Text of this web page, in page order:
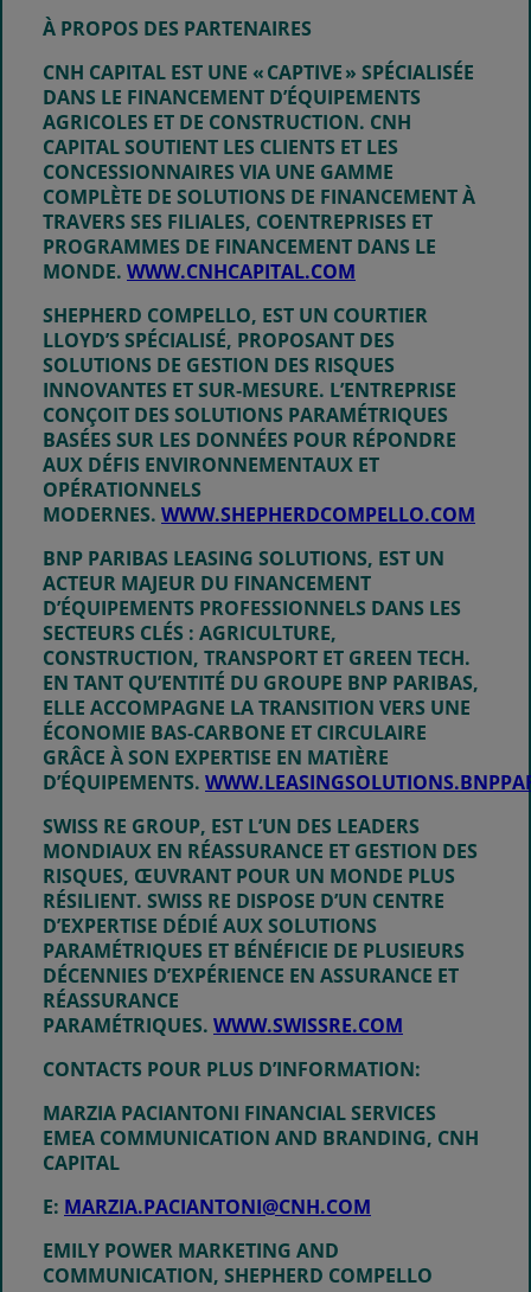
À PROPOS DES PARTENAIRES
CNH CAPITAL EST UNE « CAPTIVE » SPÉCIALISÉE
DANS LE FINANCEMENT D’ÉQUIPEMENTS
AGRICOLES ET DE CONSTRUCTION. CNH
CAPITAL SOUTIENT LES CLIENTS ET LES
CONCESSIONNAIRES VIA UNE GAMME
COMPLÈTE DE SOLUTIONS DE FINANCEMENT À
TRAVERS SES FILIALES, COENTREPRISES ET
PROGRAMMES DE FINANCEMENT DANS LE
MONDE. WWW.CNHCAPITAL.COM
SHEPHERD COMPELLO, EST UN COURTIER
LLOYD’S SPÉCIALISÉ, PROPOSANT DES
SOLUTIONS DE GESTION DES RISQUES
INNOVANTES ET SUR‑MESURE. L’ENTREPRISE
CONÇOIT DES SOLUTIONS PARAMÉTRIQUES
BASÉES SUR LES DONNÉES POUR RÉPONDRE
AUX DÉFIS ENVIRONNEMENTAUX ET
OPÉRATIONNELS
MODERNES. WWW.SHEPHERDCOMPELLO.COM
BNP PARIBAS LEASING SOLUTIONS, EST UN
ACTEUR MAJEUR DU FINANCEMENT
D’ÉQUIPEMENTS PROFESSIONNELS DANS LES
SECTEURS CLÉS : AGRICULTURE,
CONSTRUCTION, TRANSPORT ET GREEN TECH.
EN TANT QU’ENTITÉ DU GROUPE BNP PARIBAS,
ELLE ACCOMPAGNE LA TRANSITION VERS UNE
ÉCONOMIE BAS‑CARBONE ET CIRCULAIRE
GRÂCE À SON EXPERTISE EN MATIÈRE
D’ÉQUIPEMENTS.
SWISS RE GROUP, EST L’UN DES LEADERS
MONDIAUX EN RÉASSURANCE ET GESTION DES
RISQUES, ŒUVRANT POUR UN MONDE PLUS
RÉSILIENT. SWISS RE DISPOSE D’UN CENTRE
D’EXPERTISE DÉDIÉ AUX SOLUTIONS
PARAMÉTRIQUES ET BÉNÉFICIE DE PLUSIEURS
DÉCENNIES D’EXPÉRIENCE EN ASSURANCE ET
RÉASSURANCE
PARAMÉTRIQUES. WWW.SWISSRE.COM
CONTACTS POUR PLUS D’INFORMATION:
MARZIA PACIANTONI FINANCIAL SERVICES
EMEA COMMUNICATION AND BRANDING, CNH
CAPITAL
E: MARZIA.PACIANTONI@CNH.COM
EMILY POWER MARKETING AND
COMMUNICATION, SHEPHERD COMPELLO